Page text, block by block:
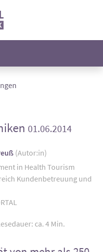
01.06.2014
(Autor:in)
in Health Tourism
Kundenbetreuung und
ca. 4 Min.